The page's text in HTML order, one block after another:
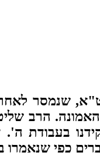
שנמסר
הרב
בעבודת
כפי שנאמרו